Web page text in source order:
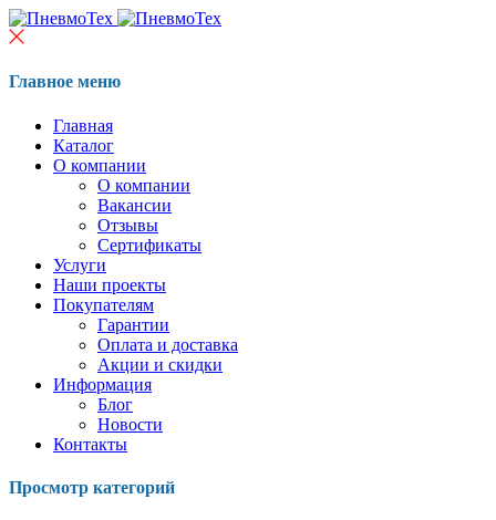
Главное меню
Главная
Каталог
О компании
О компании
Вакансии
Отзывы
Сертификаты
Услуги
Наши проекты
Покупателям
Гарантии
Оплата и доставка
Акции и скидки
Информация
Блог
Новости
Контакты
Просмотр категорий